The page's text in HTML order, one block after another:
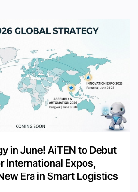
in June! AiTEN to Debut
International Expos,
Era in Smart Logistics